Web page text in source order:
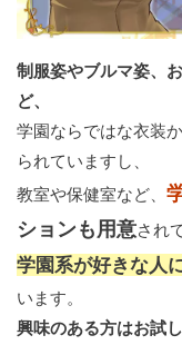
制服姿やブルマ姿、
ど、
学園ならではな衣装
られていますし、
教室や保健室など、
ションも用意され
学園系が好きな人
います。
興味のある方はお試